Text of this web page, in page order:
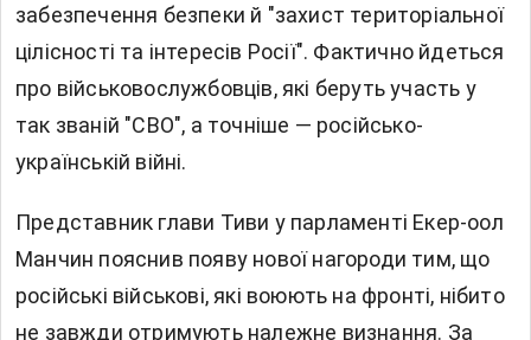
забезпечення безпеки й "захист територіальної
цілісності та інтересів Росії". Фактично йдеться
про військовослужбовців, які беруть участь у
так званій "СВО", а точніше — російсько-
українській війні.
Представник глави Тиви у парламенті Екер-оол
Манчин пояснив появу нової нагороди тим, що
російські військові, які воюють на фронті, нібито
не завжди отримують належне визнання. За